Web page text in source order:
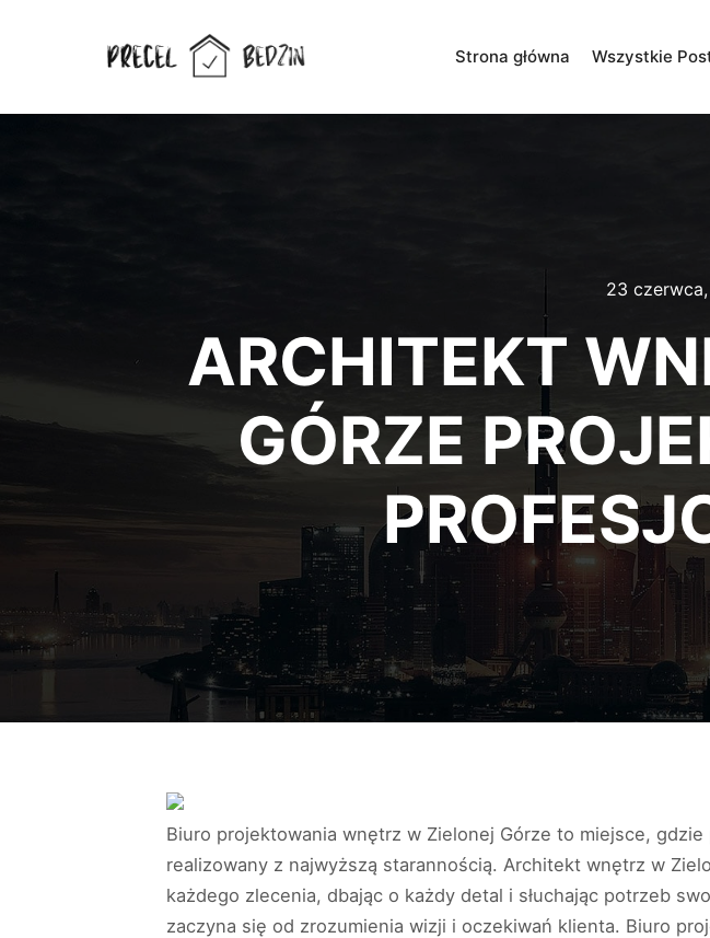
Strona główna Wszystkie
23
ARCHITEKT
GÓRZE
Biuro projektowania wnętrz w Zielonej Górze to miejsce,
realizowany z najwyższą starannością. Architekt wnętrz w
każdego zlecenia, dbając o każdy detal i słuchając potrzeb
zaczyna się od zrozumienia wizji i oczekiwań klienta. Biuro